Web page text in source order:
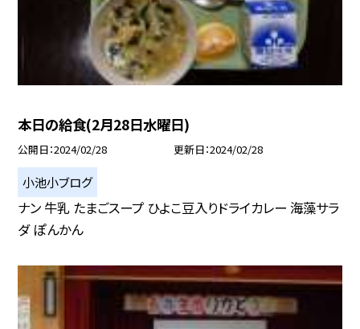
本日の給食(2月28日水曜日)
公開日 2024/02/28 更新日 2024/02/28
小池小ブログ
ナン 牛乳 たまごスープ ひよこ豆入りドライカレー 海藻サラ
ダ ぽんかん